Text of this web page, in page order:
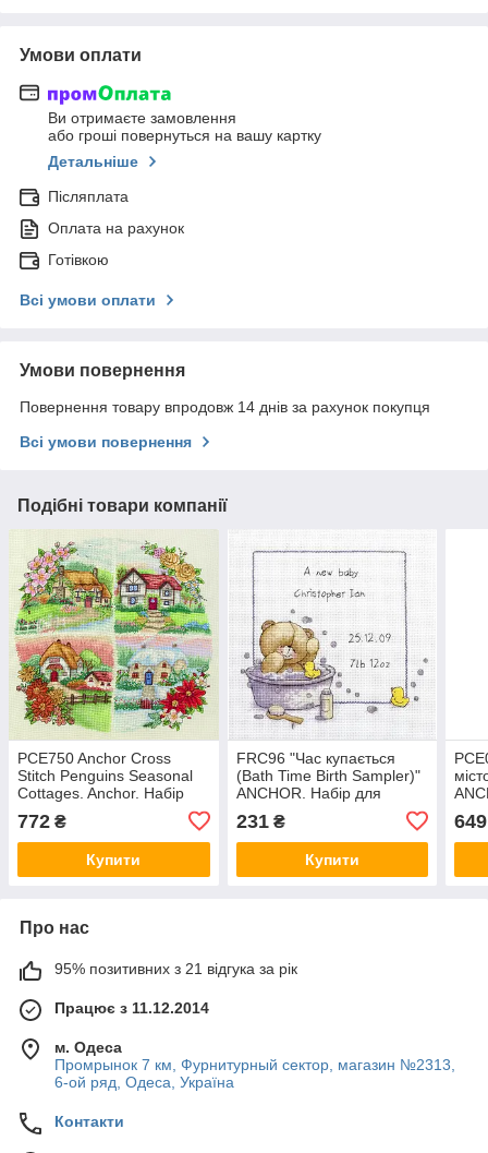
Умови оплати
Ви отримаєте замовлення
або гроші повернуться на вашу картку
Детальніше
Післяплата
Оплата на рахунок
Готівкою
Всі умови оплати
Умови повернення
Повернення товару впродовж 14 днів за рахунок покупця
Всі умови повернення
Подібні товари компанії
PCE750 Anchor Cross
Stitch Penguins Seasonal
Cottages. Anchor. Набір
772 ₴
Купити
FRC96 "Час купається
(Bath Time Birth Sampler)"
ANCHOR. Набір для
231₴
Купити
649
Про нас
95% позитивних з 21 відгука за рік
Працює з 11.12.2014
м. Одеса
Промрынок 7 км, Фурнитурный сектор, магазин №2313,
6-ой ряд, Одеса, Україна
Контакти